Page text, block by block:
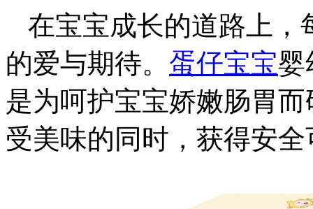
在宝宝成长的道路上，
的爱与期待。 蛋仔宝宝婴
是为呵护宝宝娇嫩肠胃
受美味的同时，获得安